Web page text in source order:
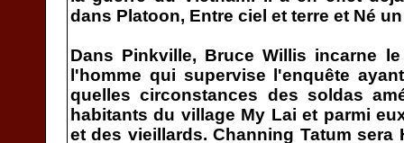
dans Platoon, Entre ciel et terre et Né
Dans Pinkville, Bruce Willis incarne
l'homme qui supervise l'enquête
quelles circonstances des soldas
habitants du village My Lai et parmi
et des vieillards. Channing Tatum sera